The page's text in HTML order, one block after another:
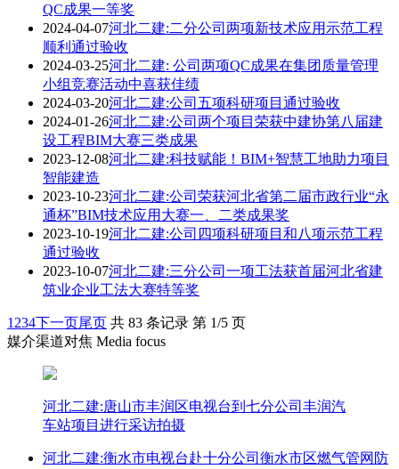
QC成果一等奖
2024-04-07河北二建:二分公司两项新技术应用示范工程
顺利通过验收
2024-03-25河北二建: 公司两项QC成果在集团质量管理
小组竞赛活动中喜获佳绩
2024-03-20河北二建:公司五项科研项目通过验收
2024-01-26河北二建:公司两个项目荣获中建协第八届建
设工程BIM大赛三类成果
2023-12-08河北二建:科技赋能！BIM+智慧工地助力项目
智能建造
2023-10-23河北二建:公司荣获河北省第二届市政行业“永
通杯”BIM技术应用大赛一、二类成果奖
2023-10-19河北二建:公司四项科研项目和八项示范工程
通过验收
2023-10-07河北二建:三分公司一项工法获首届河北省建
筑业企业工法大赛特等奖
1 234下一页尾页 共 83 条记录 第 1/5 页
媒介渠道对焦 Media focus
河北二建:唐山市丰润区电视台到七分公司丰润汽
车站项目进行采访拍摄
河北二建:衡水市电视台赴十分公司衡水市区燃气管网防